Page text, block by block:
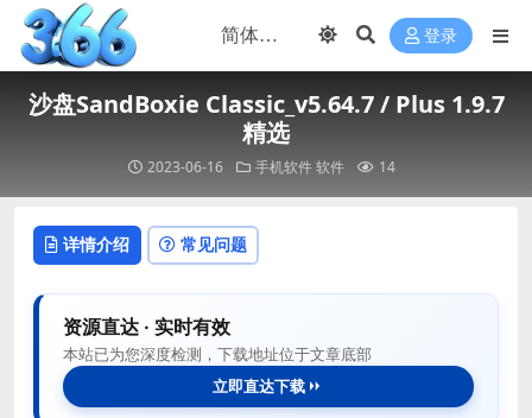
登录
沙盘SandBoxie Classic_v5.64.7 / Plus 1.9.7
精选
2023-06-16 手机软件 软件 14
详情介绍 常见问题
资源直达 · 实时有效
本站已为您深度检测，下载地址位于文章底部
立即直达下载